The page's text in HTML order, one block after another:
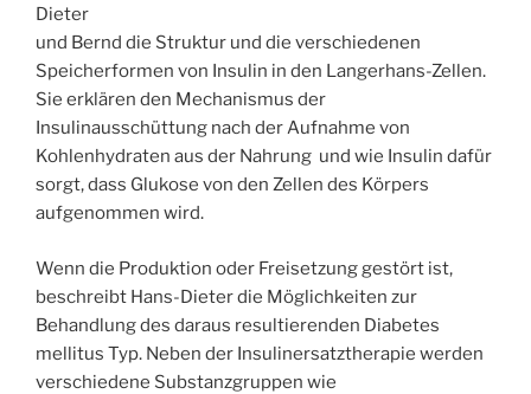
Dieter
und Bernd die Struktur und die verschiedenen
Speicherformen von Insulin in den Langerhans-Zellen.
Sie erklären den Mechanismus der
Insulinausschüttung nach der Aufnahme von
Kohlenhydraten aus der Nahrung und wie Insulin dafür
sorgt, dass Glukose von den Zellen des Körpers
aufgenommen wird.
Wenn die Produktion oder Freisetzung gestört ist,
beschreibt Hans-Dieter die Möglichkeiten zur
Behandlung des daraus resultierenden Diabetes
mellitus Typ. Neben der Insulinersatztherapie werden
verschiedene Substanzgruppen wie